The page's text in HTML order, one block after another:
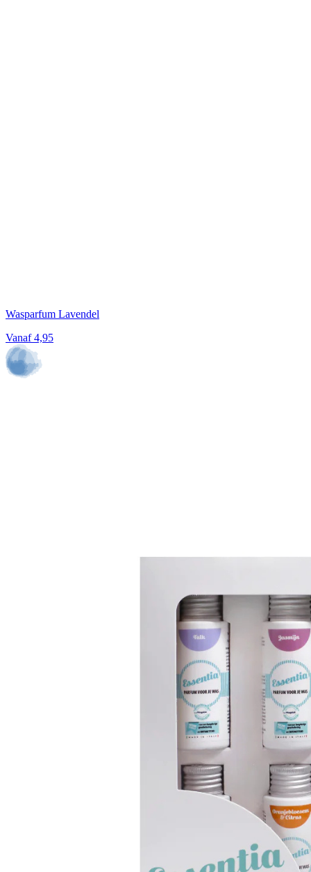
Wasparfum Lavendel
Vanaf 4,95